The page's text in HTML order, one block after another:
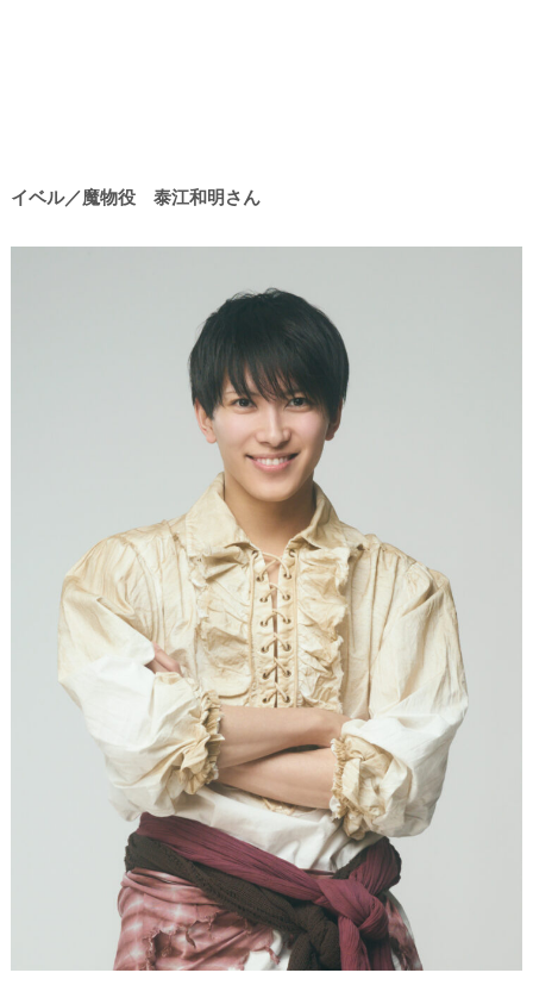
イベル／魔物役 泰江和明さん